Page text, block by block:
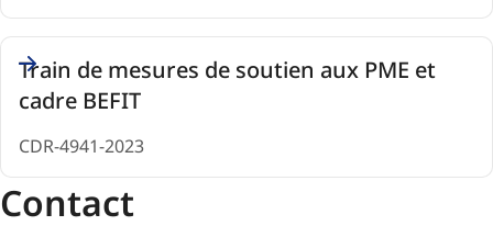
Train de mesures de soutien aux PME et
cadre BEFIT
CDR-4941-2023
Contact